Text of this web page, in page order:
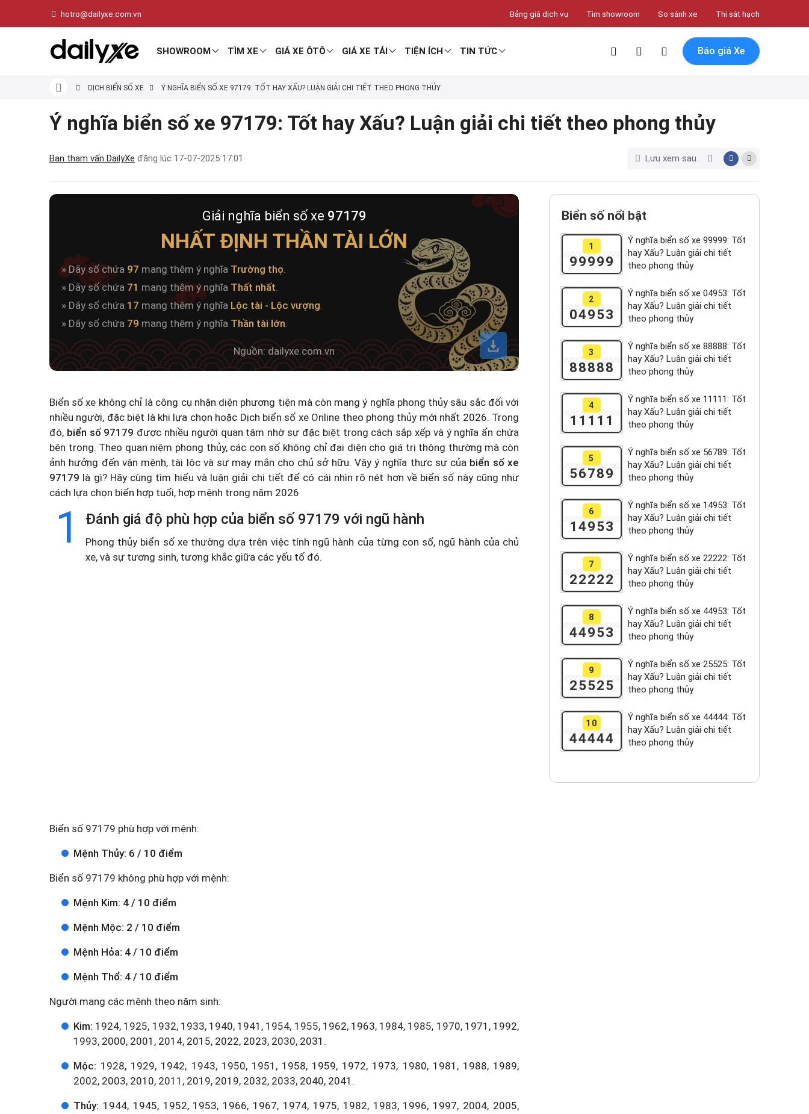
hotro@dailyxe.com.vn Bảng giá dịch vụ Tìm showroom So sánh xe Thi sát hạch
SHOWROOM TÌM XE GIÁ XE ÔTÔ GIÁ XE TẢI TIỆN ÍCH TIN TỨC Báo giá Xe
DỊCH BIỂN SỐ XE Ý NGHĨA BIỂN SỐ XE 97179: TỐT HAY XẤU? LUẬN GIẢI CHI TIẾT THEO PHONG THỦY
Ý nghĩa biển số xe 97179: Tốt hay Xấu? Luận giải chi tiết theo phong thủy
Ban tham vấn DailyXe đăng lúc 17-07-2025 17:01 Lưu xem sau
Giải nghĩa biển số xe 97179
NHẤT ĐỊNH THẦN TÀI LỚN
» Dãy số chứa 97 mang thêm ý nghĩa Trường thọ.
» Dãy số chứa 71 mang thêm ý nghĩa Thất nhất.
» Dãy số chứa 17 mang thêm ý nghĩa Lộc tài - Lộc vượng.
» Dãy số chứa 79 mang thêm ý nghĩa Thần tài lớn.
Nguồn: dailyxe.com.vn
Biển số xe không chỉ là công cụ nhận diện phương tiện mà còn mang ý nghĩa phong thủy sâu sắc đối với
nhiều người, đặc biệt là khi lựa chọn hoặc Dịch biển số xe Online theo phong thủy mới nhất 2026. Trong
đó, biển số 97179 được nhiều người quan tâm nhờ sự đặc biệt trong cách sắp xếp và ý nghĩa ẩn chứa
bên trong. Theo quan niệm phong thủy, các con số không chỉ đại diện cho giá trị thông thường mà còn
ảnh hưởng đến vận mệnh, tài lộc và sự may mắn cho chủ sở hữu. Vậy ý nghĩa thực sự của biển số xe
97179 là gì? Hãy cùng tìm hiểu và luận giải chi tiết để có cái nhìn rõ nét hơn về biển số này cũng như
cách lựa chọn biển hợp tuổi, hợp mệnh trong năm 2026
1 Đánh giá độ phù hợp của biển số 97179 với ngũ hành
Phong thủy biển số xe thường dựa trên việc tính ngũ hành của từng con số, ngũ hành của chủ
xe, và sự tương sinh, tương khắc giữa các yếu tố đó.
Biển số 97179 phù hợp với mệnh:
Mệnh Thủy: 6 / 10 điểm
Biển số 97179 không phù hợp với mệnh:
Mệnh Kim: 4 / 10 điểm
Mệnh Mộc: 2 / 10 điểm
Mệnh Hỏa: 4 / 10 điểm
Mệnh Thổ: 4 / 10 điểm
Người mang các mệnh theo năm sinh:
Kim: 1924, 1925, 1932, 1933, 1940, 1941, 1954, 1955, 1962, 1963, 1984, 1985, 1970, 1971, 1992,
1993, 2000, 2001, 2014, 2015, 2022, 2023, 2030, 2031.
Mộc: 1928, 1929, 1942, 1943, 1950, 1951, 1958, 1959, 1972, 1973, 1980, 1981, 1988, 1989,
2002, 2003, 2010, 2011, 2019, 2019, 2032, 2033, 2040, 2041.
Thủy: 1944, 1945, 1952, 1953, 1966, 1967, 1974, 1975, 1982, 1983, 1996, 1997, 2004, 2005,
Biển số nổi bật
1
99999
Ý nghĩa biển số xe 99999: Tốt
hay Xấu? Luận giải chi tiết
theo phong thủy
2
04953
Ý nghĩa biển số xe 04953: Tốt
hay Xấu? Luận giải chi tiết
theo phong thủy
3
88888
Ý nghĩa biển số xe 88888: Tốt
hay Xấu? Luận giải chi tiết
theo phong thủy
4
11111
Ý nghĩa biển số xe 11111: Tốt
hay Xấu? Luận giải chi tiết
theo phong thủy
5
56789
Ý nghĩa biển số xe 56789: Tốt
hay Xấu? Luận giải chi tiết
theo phong thủy
6
14953
Ý nghĩa biển số xe 14953: Tốt
hay Xấu? Luận giải chi tiết
theo phong thủy
7
22222
Ý nghĩa biển số xe 22222: Tốt
hay Xấu? Luận giải chi tiết
theo phong thủy
8
44953
Ý nghĩa biển số xe 44953: Tốt
hay Xấu? Luận giải chi tiết
theo phong thủy
9
25525
Ý nghĩa biển số xe 25525: Tốt
hay Xấu? Luận giải chi tiết
theo phong thủy
10
44444
Ý nghĩa biển số xe 44444: Tốt
hay Xấu? Luận giải chi tiết
theo phong thủy